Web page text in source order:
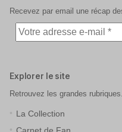
Recevez par email une récap
Explorer le site
Retrouvez les grandes rubriques.
La Collection